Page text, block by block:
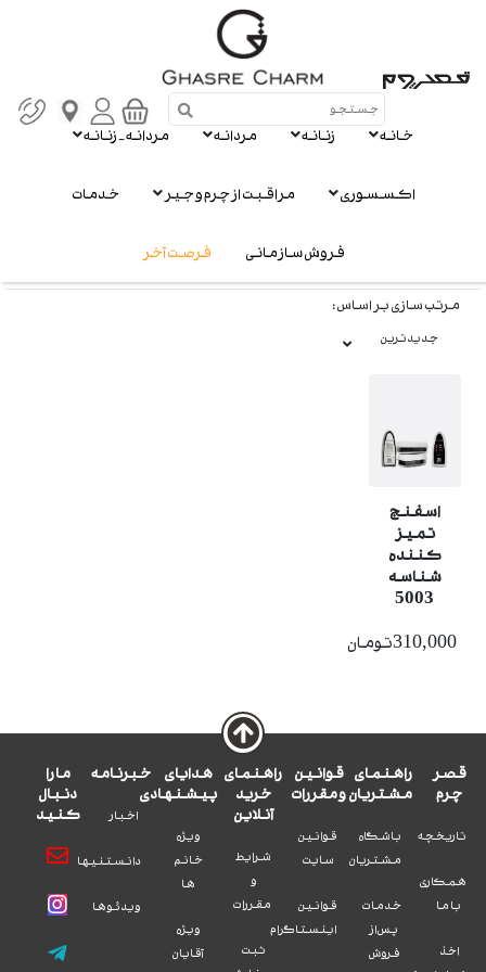
خانه زنانه مردانه مردانه - زنانه
اکسسوری مراقبت از چرم و جیر خدمات
فروش سازمانی فرصت آخر
نمایش
مرتب سازی بر اساس :
جدیدترین
اسفنج
تمیز
کننده
شناسه
5003
310,000تومان
قصر
چرم
تاریخچه
همکاری
با ما
اخذ
راهنمای
مشتریان
باشگاه
مشتریان
خدمات
پس از
فروش
قوانین
و مقررات
قوانین
سایت
قوانین
اینستاگرام
راهنمای
خرید
آنلاین
شرایط
و
مقررات
ثبت
هدایای
پیشنهادی
ویژه
خانم
ها
ویژه
آقایان
خبرنامه
اخبار
دانستنیها
ویدئوها
ما را
دنبال
کنید